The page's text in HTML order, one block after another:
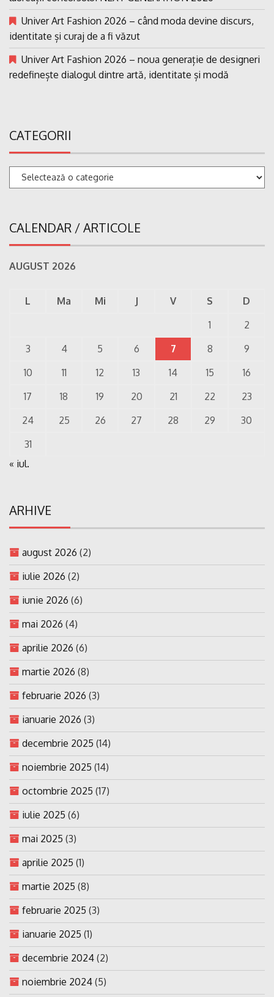
Univer Art Fashion 2026 – când moda devine discurs,
identitate și curaj de a fi văzut
Univer Art Fashion 2026 – noua generație de designeri
redefinește dialogul dintre artă, identitate și modă
CATEGORII
Categorii
CALENDAR / ARTICOLE
AUGUST 2026
L Ma Mi J V S
D
1
2
3
4 5 6 7 8
9
10
11 12 13 14 15
16
17
18 19 20 21 22
23
24
25 26 27 28 29
30
31
« iul.
ARHIVE
august 2026 (2)
iulie 2026 (2)
iunie 2026 (6)
mai 2026 (4)
aprilie 2026 (6)
martie 2026 (8)
februarie 2026 (3)
ianuarie 2026 (3)
decembrie 2025 (14)
noiembrie 2025 (14)
octombrie 2025 (17)
iulie 2025 (6)
mai 2025 (3)
aprilie 2025 (1)
martie 2025 (8)
februarie 2025 (3)
ianuarie 2025 (1)
decembrie 2024 (2)
noiembrie 2024 (5)